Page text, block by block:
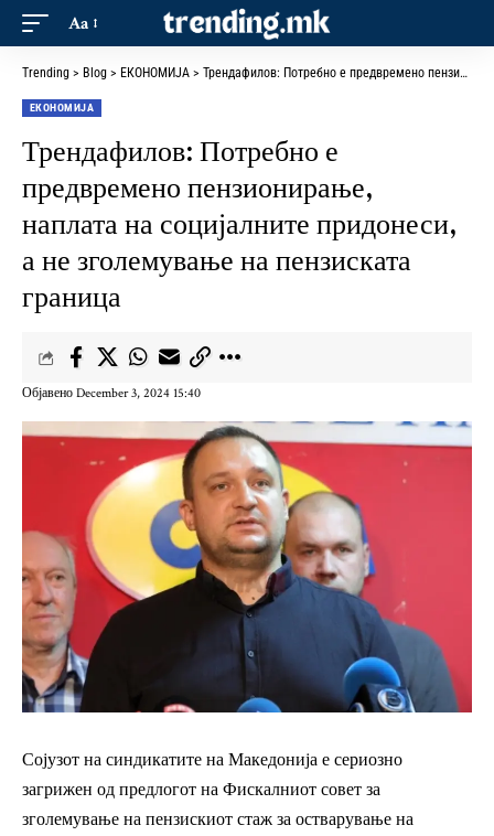
Aa
Trending > Blog > ЕКОНОМИЈА > Трендафилов: Потребно е предвремено пензионирање, наплата на социјалните придонеси, а не зголемување на пензиската граница
ЕКОНОМИЈА
Трендафилов: Потребно е
предвремено пензионирање,
наплата на социјалните придонеси,
а не зголемување на пензиската
граница
Објавено December 3, 2024 15:40
Сојузот на синдикатите на Македонија е сериозно
загрижен од предлогот на Фискалниот совет за
зголемување на пензискиот стаж за остварување на